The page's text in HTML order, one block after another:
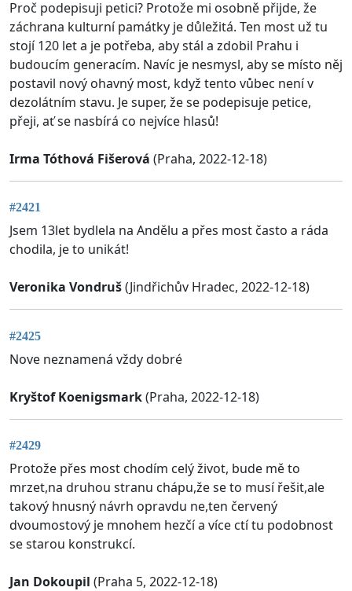
Proč podepisuji petici? Protože mi osobně přijde, že
záchrana kulturní památky je důležitá. Ten most už tu
stojí 120 let a je potřeba, aby stál a zdobil Prahu i
budoucím generacím. Navíc je nesmysl, aby se místo něj
postavil nový ohavný most, když tento vůbec není v
dezolátním stavu. Je super, že se podepisuje petice,
přeji, ať se nasbírá co nejvíce hlasů!
Irma Tóthová Fišerová (Praha, 2022-12-18)
#2421
Jsem 13let bydlela na Andělu a přes most často a ráda
chodila, je to unikát!
Veronika Vondruš(Jindřichův Hradec, 2022-12-18)
#2425
Nove neznamená vždy dobré
Kryštof Koenigsmark(Praha, 2022-12-18)
#2429
Protože přes most chodím celý život, bude mě to
mrzet,na druhou stranu chápu,že se to musí řešit,ale
takový hnusný návrh opravdu ne,ten červený
dvoumostový je mnohem hezčí a více ctí tu podobnost
se starou konstrukcí.
Jan Dokoupil (Praha 5, 2022-12-18)